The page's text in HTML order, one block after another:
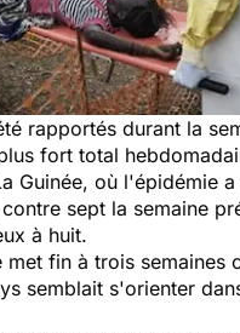
rapportés durant la
fort total
Guinée, où l'épidémie
sept la semaine
à huit.
fin à trois
semblait s'orienter